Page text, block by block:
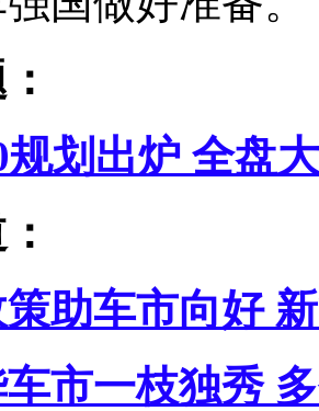
规划出炉 全盘
助车市向好
市一枝独秀